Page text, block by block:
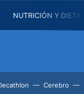
NUTRICIÓN Y
Cerebro